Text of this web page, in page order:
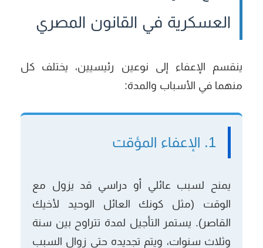
العسكرية في القانون المصري
ينقسم الإعفاء إلى نوعين رئيسيين، يختلف كل
منهما في الأسباب والمدة:
1. الإعفاء المؤقت
يمنح لسبب عائلي أو دراسي قد يزول مع
الوقت (مثل كونك العائل الوحيد لأخيك
القاصر). يستمر التأجيل لمدة تتراوح بين سنة
وثلاث سنوات، ويتم تجديده حتى زوال السبب